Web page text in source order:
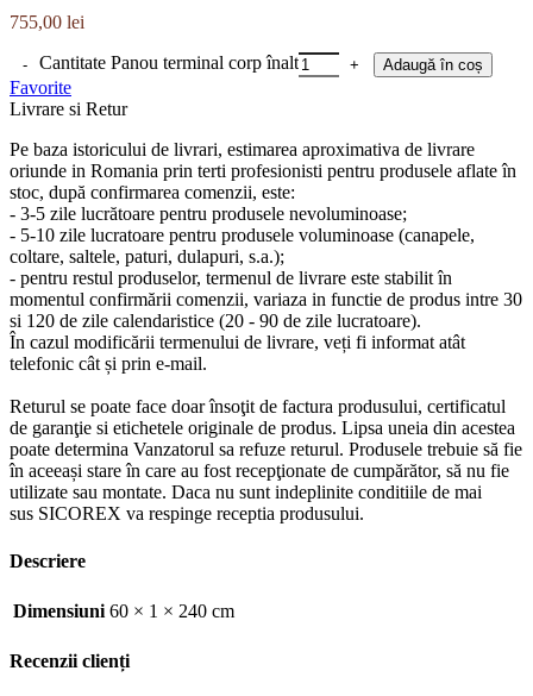
755,00 lei
Cantitate Panou terminal corp înalt
Adaugă în coș
Favorite
Livrare si Retur
Pe baza istoricului de livrari, estimarea aproximativa de livrare
oriunde in Romania prin terti profesionisti pentru produsele aflate în
stoc, după confirmarea comenzii, este:
- 3-5 zile lucrătoare pentru produsele nevoluminoase;
- 5-10 zile lucratoare pentru produsele voluminoase (canapele,
coltare, saltele, paturi, dulapuri, s.a.);
- pentru restul produselor, termenul de livrare este stabilit în
momentul confirmării comenzii, variaza in functie de produs intre 30
si 120 de zile calendaristice (20 - 90 de zile lucratoare).
În cazul modificării termenului de livrare, veți fi informat atât
telefonic cât și prin e-mail.
Returul se poate face doar însoţit de factura produsului, certificatul
de garanţie si etichetele originale de produs. Lipsa uneia din acestea
poate determina Vanzatorul sa refuze returul. Produsele trebuie să fie
în aceeași stare în care au fost recepţionate de cumpărător, să nu fie
utilizate sau montate. Daca nu sunt indeplinite conditiile de mai
sus SICOREX va respinge receptia produsului.
Descriere
Dimensiuni 60 × 1 × 240 cm
Recenzii clienți